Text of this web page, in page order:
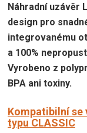
Náhradní uzávěr
design pro
integrovanému
a 100%
Vyrobeno z
BPA ani toxiny.
Kompatibilní se
typu CLASSIC